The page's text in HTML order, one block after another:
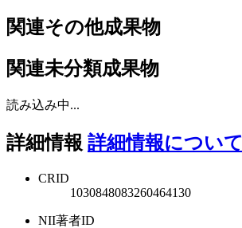
関連その他成果物
関連未分類成果物
読み込み中...
詳細情報 詳細情報について
CRID
1030848083260464130
NII著者ID